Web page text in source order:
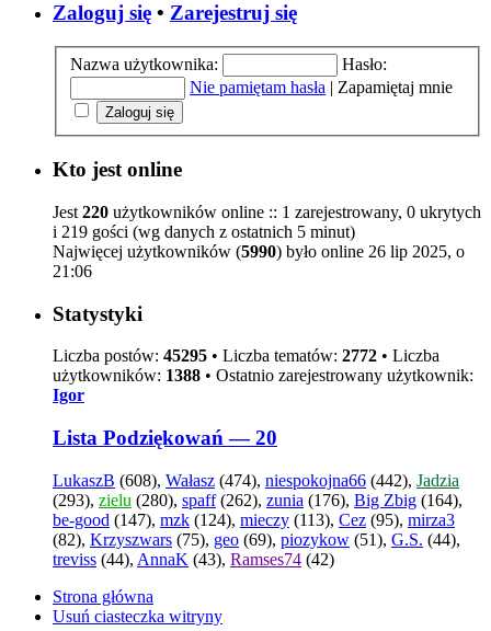
Zaloguj się • Zarejestruj się
Nazwa użytkownika:
Hasło:
Nie pamiętam hasła | Zapamiętaj mnie
Kto jest online
Jest 220 użytkowników online :: 1 zarejestrowany, 0 ukrytych
i 219 gości (wg danych z ostatnich 5 minut)
Najwięcej użytkowników (5990) było online 26 lip 2025, o
21:06
Statystyki
Liczba postów: 45295 • Liczba tematów: 2772 • Liczba
użytkowników: 1388 • Ostatnio zarejestrowany użytkownik:
Igor
Lista Podziękowań — 20
LukaszB (608), Wałasz (474), niespokojna66 (442), Jadzia
(293), zielu (280), spaff(262), zunia (176), Big Zbig (164),
be-good (147), mzk (124), mieczy (113), Cez (95), mirza3
(82), Krzyszwars (75), geo (69), piozykow (51), G.S. (44),
treviss (44), AnnaK (43), Ramses74 (42)
Strona główna
Usuń ciasteczka witryny